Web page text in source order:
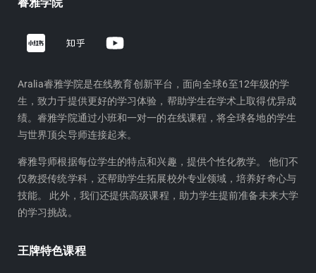
h
h
u
Y
o
t
u
b
e
Aralia睿雅学院是在线教育创新平台，面向全球6至12年级的学
生，致力于提供更好的学习体验，帮助学生在学术上取得优异成
绩。睿雅学院通过小班和一对一的在线课程，将全球各地的学生
与世界顶尖导师连接起来。
睿雅导师根据每位学生的特点和兴趣，提供个性化教学。 他们不
仅教授传统学科，还帮助学生拓展校外专业领域，培养好奇心与
技能。 此外，我们还提供高级课程，助力学生提前准备未来大学
的学习挑战。
王牌特色课程